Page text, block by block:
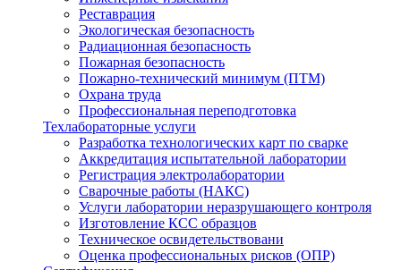
Реставрация
Экологическая безопасность
Радиационная безопасность
Пожарная безопасность
Пожарно-технический минимум (ПТМ)
Охрана труда
Профессиональная переподготовка
Техлабораторные услуги
Разработка технологических карт по сварке
Аккредитация испытательной лаборатории
Регистрация электролаборатории
Сварочные работы (НАКС)
Услуги лаборатории неразрушающего контроля
Изготовление КСС образцов
Техническое освидетельствовани
Оценка профессиональных рисков (ОПР)